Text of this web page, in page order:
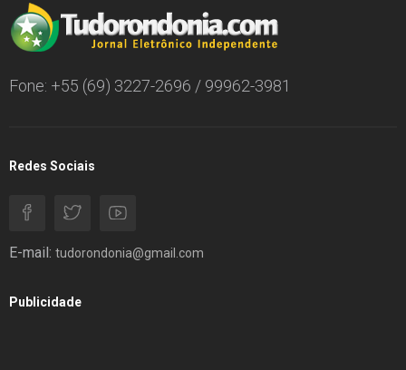
Fone: +55 (69) 3227-2696 / 99962-3981
Redes Sociais
E-mail: tudorondonia@gmail.com
Publicidade